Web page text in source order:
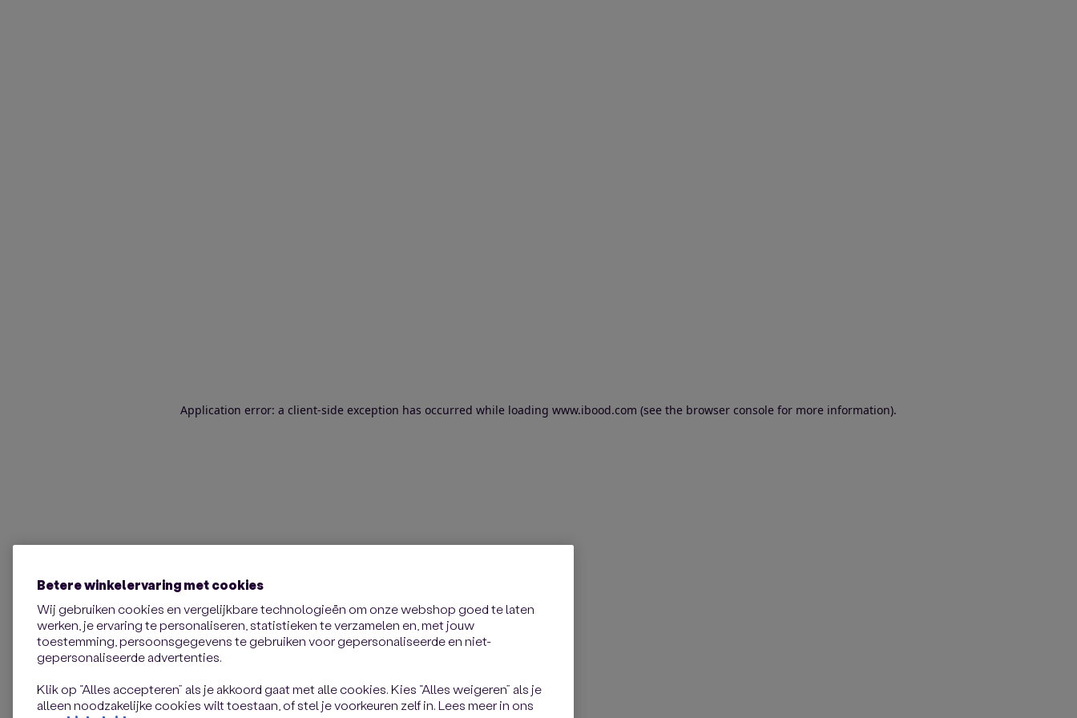
Application error: a client-side exception has occurred while loading www.ibood.com (see the browser console for more information).
Betere winkelervaring met cookies
Wij gebruiken cookies en vergelijkbare technologieën om onze webshop goed te laten
werken, je ervaring te personaliseren, statistieken te verzamelen en, met jouw
toestemming, persoonsgegevens te gebruiken voor gepersonaliseerde en niet-
gepersonaliseerde advertenties.
Klik op “Alles accepteren” als je akkoord gaat met alle cookies. Kies “Alles weigeren” als je
alleen noodzakelijke cookies wilt toestaan, of stel je voorkeuren zelf in. Lees meer in ons